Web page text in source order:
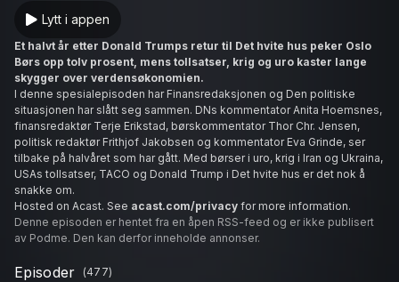
Lytt i appen
Et halvt år etter Donald Trumps retur til Det hvite hus peker Oslo
Børs opp tolv prosent, mens tollsatser, krig og uro kaster lange
skygger over verdensøkonomien.
I denne spesialepisoden har Finansredaksjonen og Den politiske
situasjonen har slått seg sammen. DNs kommentator Anita Hoemsnes,
finansredaktør Terje Erikstad, børskommentator Thor Chr. Jensen,
politisk redaktør Frithjof Jakobsen og kommentator Eva Grinde, ser
tilbake på halvåret som har gått. Med børser i uro, krig i Iran og Ukraina,
USAs tollsatser, TACO og Donald Trump i Det hvite hus er det nok å
snakke om.
Hosted on Acast. See acast.com/privacy for more information.
Denne episoden er hentet fra en åpen RSS-feed og er ikke publisert
av Podme. Den kan derfor inneholde annonser.
Episoder (477)